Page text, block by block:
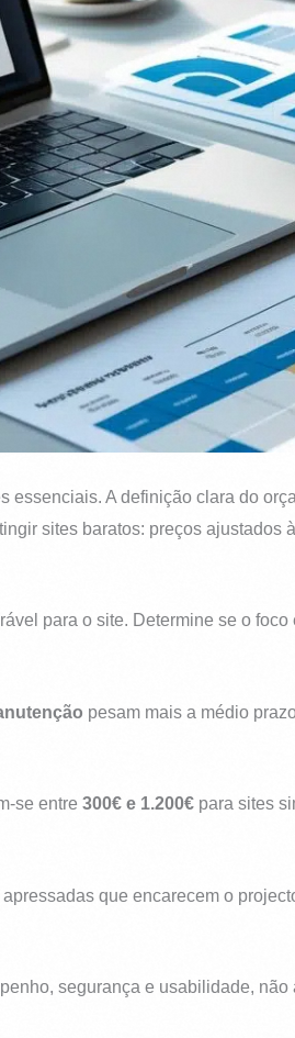
A definição clara do
sites baratos: preços ajustados
para o site. Determine se o
pesam mais a médio
se entre 300€ e 1.200€para sites
que encarecem o
segurança e usabilidade, não